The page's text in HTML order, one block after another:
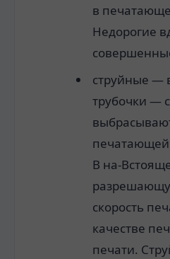
в
Недорогие
струйные —
трубочки —
печатающей
В на-
скорость
качестве
печати.